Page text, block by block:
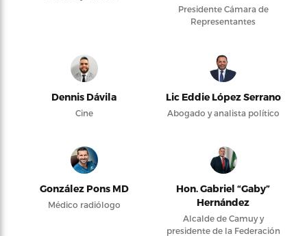
Presidente Cámara de
Representantes
Dennis Dávila
Cine
Lic Eddie López Serrano
Abogado y analista político
González Pons MD
Médico radiólogo
Hon. Gabriel “Gaby”
Hernández
Alcalde de Camuy y
presidente de la Federación